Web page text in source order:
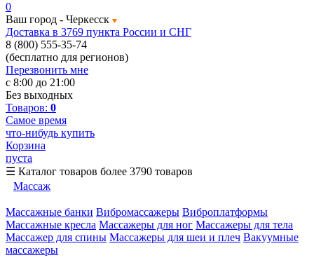
0
Ваш город - Черкесск
Доставка в 3769 пункта России и СНГ
8 (800) 555-35-74
(бесплатно для регионов)
Перезвонить мне
с 8:00 до 21:00
Без выходных
Товаров: 0
Самое время
что-нибудь купить
Корзина
пуста
☰ Каталог товаров более 3790 товаров
Массаж
Массажные банки Вибромассажеры Виброплатформы
Массажные кресла Массажеры для ног Массажеры для тела
Массажер для спины Массажеры для шеи и плеч Вакуумные
массажеры